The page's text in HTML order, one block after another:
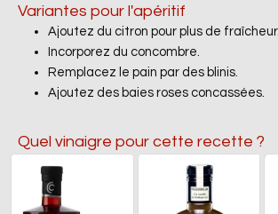
Quel vinaigre pour cette recette ?
Variantes pour l'apéritif
Ajoutez du citron pour plus de fraîcheur.
Incorporez du concombre.
Remplacez le pain par des blinis.
Ajoutez des baies roses concassées.